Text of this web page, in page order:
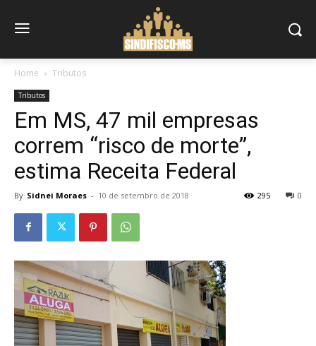
Home Tributos
Tributos
Em MS, 47 mil empresas
correm “risco de morte”,
estima Receita Federal
By Sidnei Moraes - 10 de setembro de 2018 0
295